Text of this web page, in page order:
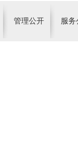
管理公开 服